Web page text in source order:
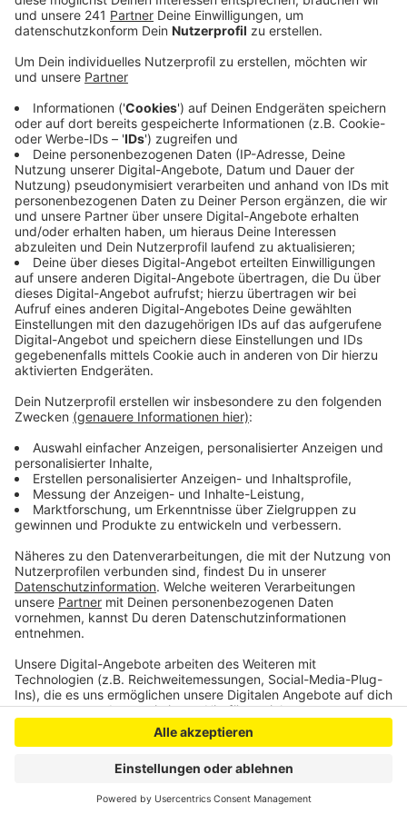
Anzeige
Anzeige
Die Polizei Rheinberg sagt, die Verletzungen, die zum
Tode geführt haben, sind durch den Unfall verursacht
worden. Es gebe keine Hinweise auf eine Straftat. Die
Obduktion hat gezeigt, dass der Leichnam des 22-
Jährigen keine Hinweise aufwies, dass vor dem Unfall
schon ein weiterer Unfall passiert war, sagt die Polizei.
Die Ergebnisse des toxikologischen Gutachtens
stehen noch aus.
Der 22-jährige Odenthaler hatte gegen 8 Uhr an
Neujahr reglos auf der Schallemicher Straße gelegen –
ein 39-jähriger Autofahrer hatte den Mann mit seinem
Wagen erfasst und tödlich verletzt.
Der 22-Jährige soll auf dem Heimweg von einer
Silvesterfeier gewesen sein. Warum er auf der Straße
lag, wird weiter ermittelt. Auch Vernehmungen im
Hinweise gebracht, sagt die Polizei.
Anzeige
Anzeige